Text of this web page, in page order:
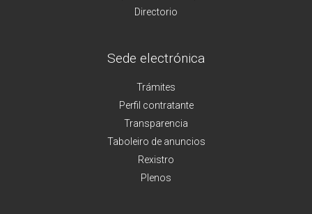
Directorio
Sede electrónica
Trámites
Perfil contratante
Transparencia
Taboleiro de anuncios
Rexistro
Plenos